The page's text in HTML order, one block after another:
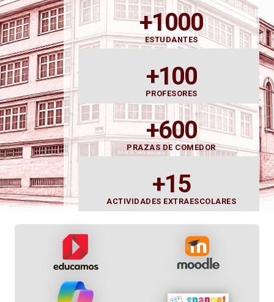
+1000
ESTUDANTES
+100
PROFESORES
+600
PRAZAS DE COMEDOR
+15
ACTIVIDADES EXTRAESCOLARES